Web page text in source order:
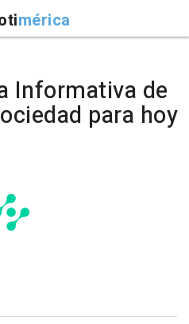
mérica
Informativa de
para hoy